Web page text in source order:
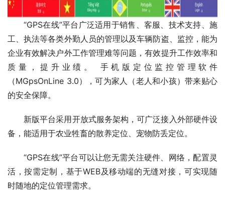
“GPS在线”平台广泛适用于销售、客服、技术支持、施
工、执法等各类外勤人员的管理以及车辆防盗、监控，能为
企业有效解决户外工作管理难等问题，有效提升工作效率和
质量，提升业绩。 手机版定位监控管理软件
（MGpsOnLine 3.0），可为家人（老人和小孩）带来贴心
的安全保障。
新版平台采用开放式服务架构，可广泛接入外部硬件设
备，能适用于农业牲畜的散养定位、宠物防丢定位。
“GPS在线”平台可以让您无需关注硬件、网络，配置灵
活，按需定制，基于WEB及移动端的无缝对接，可实现随
时随地的定位管理需求。